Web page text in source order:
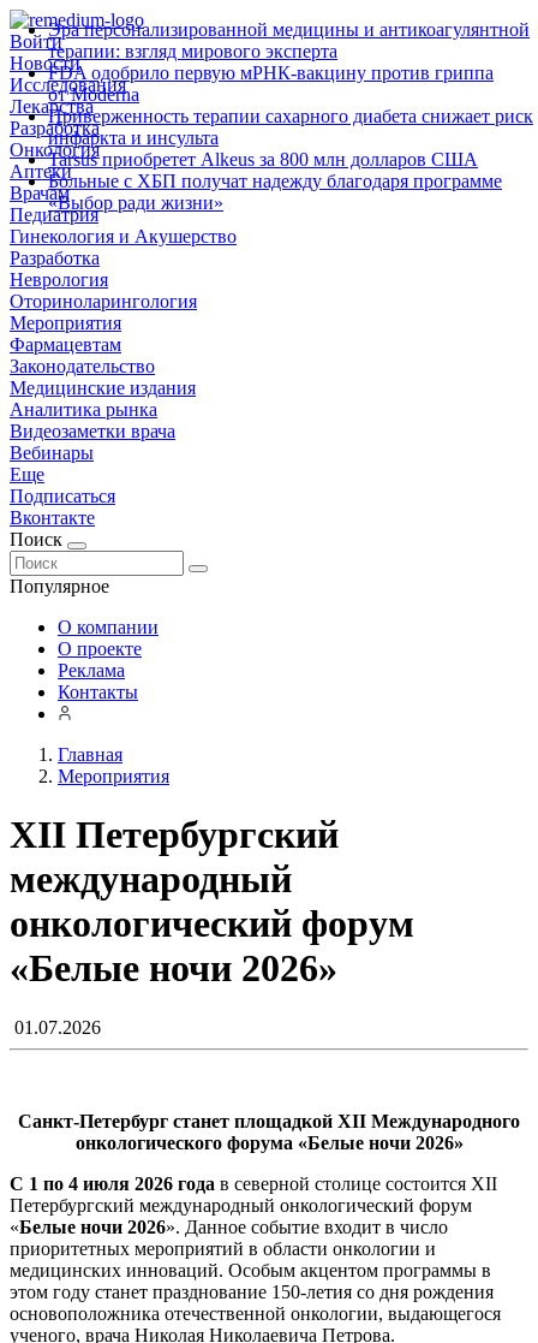
Войти
Новости
Исследования
Лекарства
Разработка
Онкология
Аптеки
Врачам
Педиатрия
Гинекология и Акушерство
Разработка
Неврология
Оториноларингология
Мероприятия
Фармацевтам
Законодательство
Медицинские издания
Аналитика рынка
Видеозаметки врача
Вебинары
Еще
Подписаться
Вконтакте
Поиск
Популярное
Эра персонализированной медицины и антикоагулянтной
терапии: взгляд мирового эксперта
FDA одобрило первую мРНК‑вакцину против гриппа
от Moderna
Приверженность терапии сахарного диабета снижает риск
инфаркта и инсульта
Tarsus приобретет Alkeus за 800 млн долларов США
Больные с ХБП получат надежду благодаря программе
«Выбор ради жизни»
О компании
О проекте
Реклама
Контакты
Главная
Мероприятия
XII Петербургский
международный
онкологический форум
«Белые ночи 2026»
01.07.2026
Санкт-Петербург станет площадкой XII Международного
онкологического форума «Белые ночи 2026»
С 1 по 4 июля 2026 года в северной столице состоится XII
Петербургский международный онкологический форум
«Белые ночи 2026». Данное событие входит в число
приоритетных мероприятий в области онкологии и
медицинских инноваций. Особым акцентом программы в
этом году станет празднование 150-летия со дня рождения
основоположника отечественной онкологии, выдающегося
ученого, врача Николая Николаевича Петрова.